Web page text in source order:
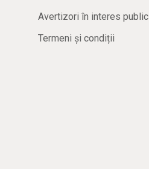
Avertizori în interes public
Termeni și condiții